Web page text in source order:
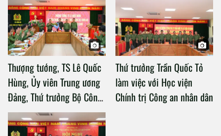
Thượng tướng, TS Lê Quốc
Hùng, Ủy viên Trung ương
Đảng, Thứ trưởng Bộ Công
an làm việc với Học viện
Chính trị Công an nhân dân
Thứ trưởng Trần Quốc Tỏ
làm việc với Học viện
Chính trị Công an nhân dân